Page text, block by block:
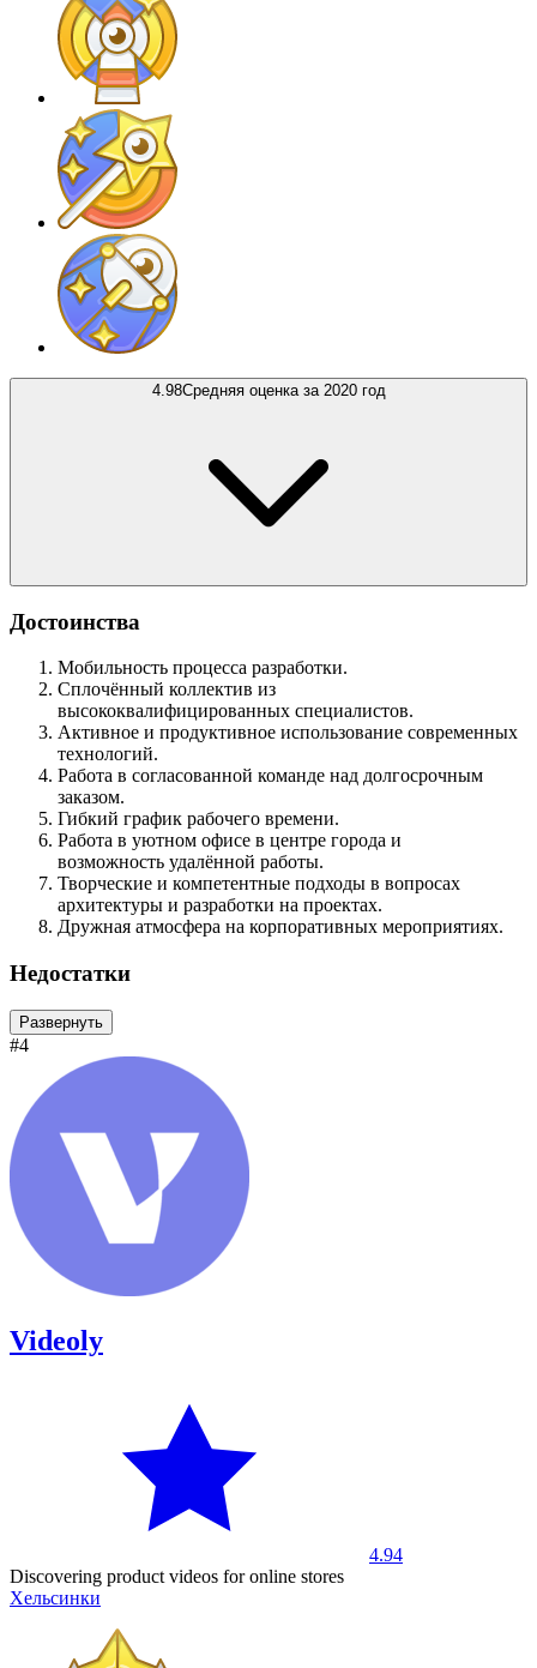
4.98Средняя оценка за 2020 год
Достоинства
Мобильность процесса разработки.
Сплочённый коллектив из
высококвалифицированных специалистов.
Активное и продуктивное использование современных
технологий.
Работа в согласованной команде над долгосрочным
заказом.
Гибкий график рабочего времени.
Работа в уютном офисе в центре города и
возможность удалённой работы.
Творческие и компетентные подходы в вопросах
архитектуры и разработки на проектах.
Дружная атмосфера на корпоративных мероприятиях.
Недостатки
Развернуть
#4
Videoly
4.94
Discovering product videos for online stores
Хельсинки